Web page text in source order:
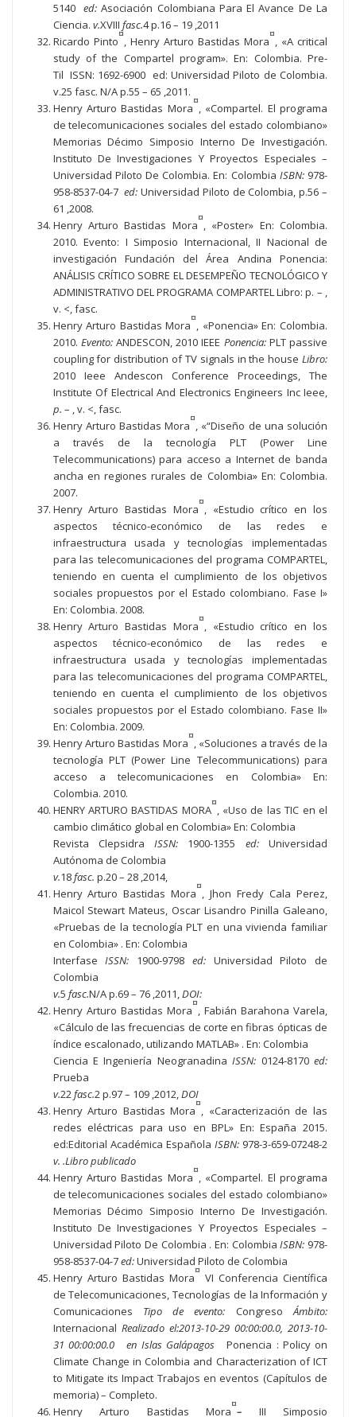
5140ed: Asociación Colombiana Para El Avance De La
Ciencia. v.XVIII fasc.4 p.16 – 19 ,2011
Ricardo Pinto
¤
, Henry Arturo Bastidas Mora
¤
, «A critical
study of the Compartel program». En: Colombia. Pre-
Til ISSN: 1692-6900 ed: Universidad Piloto de Colombia.
v.25 fasc. N/A p.55 – 65 ,2011.
Henry Arturo Bastidas Mora
¤
, «Compartel. El programa
de telecomunicaciones sociales del estado colombiano»
Memorias Décimo Simposio Interno De Investigación.
Instituto De Investigaciones Y Proyectos Especiales –
Universidad Piloto De Colombia. En: Colombia ISBN:978-
958-8537-04-7ed: Universidad Piloto de Colombia, p.56 –
61 ,2008.
Henry Arturo Bastidas Mora
¤
, «Poster» En: Colombia.
2010. Evento: I Simposio Internacional, II Nacional de
investigación Fundación del Área Andina Ponencia:
ANÁLISIS CRÍTICO SOBRE EL DESEMPEÑO TECNOLÓGICO Y
ADMINISTRATIVO DEL PROGRAMA COMPARTEL Libro: p. – ,
v. <, fasc.
Henry Arturo Bastidas Mora
¤
, «Ponencia» En: Colombia.
2010. Evento: ANDESCON, 2010 IEEE Ponencia: PLT passive
coupling for distribution of TV signals in the house Libro:
2010 Ieee Andescon Conference Proceedings, The
Institute Of Electrical And Electronics Engineers Inc Ieee,
p. – , v. <, fasc.
Henry Arturo Bastidas Mora
¤
, «“Diseño de una solución
a través de la tecnología PLT (Power Line
Telecommunications) para acceso a Internet de banda
ancha en regiones rurales de Colombia» En: Colombia.
2007.
Henry Arturo Bastidas Mora
¤
, «Estudio crítico en los
aspectos técnico-económico de las redes e
infraestructura usada y tecnologías implementadas
para las telecomunicaciones del programa COMPARTEL,
teniendo en cuenta el cumplimiento de los objetivos
sociales propuestos por el Estado colombiano. Fase I»
En: Colombia. 2008.
Henry Arturo Bastidas Mora
¤
, «Estudio crítico en los
aspectos técnico-económico de las redes e
infraestructura usada y tecnologías implementadas
para las telecomunicaciones del programa COMPARTEL,
teniendo en cuenta el cumplimiento de los objetivos
sociales propuestos por el Estado colombiano. Fase II»
En: Colombia. 2009.
Henry Arturo Bastidas Mora
¤
, «Soluciones a través de la
tecnología PLT (Power Line Telecommunications) para
acceso a telecomunicaciones en Colombia» En:
Colombia. 2010.
HENRY ARTURO BASTIDAS MORA
¤
, «Uso de las TIC en el
cambio climático global en Colombia» En: Colombia
Revista ClepsidraISSN: 1900-1355 ed:Universidad
Autónoma de Colombia
v.18fasc. p.20 – 28 ,2014,
Henry Arturo Bastidas Mora
¤
, Jhon Fredy Cala Perez,
Maicol Stewart Mateus, Oscar Lisandro Pinilla Galeano,
«Pruebas de la tecnología PLT en una vivienda familiar
en Colombia» . En: Colombia
InterfaseISSN: 1900-9798 ed:Universidad Piloto de
Colombia
v.5 fasc.N/A p.69 – 76 ,2011,DOI:
Henry Arturo Bastidas Mora
¤
, Fabián Barahona Varela,
«Cálculo de las frecuencias de corte en fibras ópticas de
índice escalonado, utilizando MATLAB» . En: Colombia
Ciencia E Ingeniería NeogranadinaISSN: 0124-8170ed:
Prueba
v.22fasc.2 p.97 – 109 ,2012,DOI
Henry Arturo Bastidas Mora
¤
, «Caracterización de las
redes eléctricas para uso en BPL» En: España 2015.
ed:Editorial Académica Española ISBN:978-3-659-07248-2
v. .Libro publicado
Henry Arturo Bastidas Mora
¤
, «Compartel. El programa
de telecomunicaciones sociales del estado colombiano»
Memorias Décimo Simposio Interno De Investigación.
Instituto De Investigaciones Y Proyectos Especiales –
Universidad Piloto De Colombia . En: ColombiaISBN: 978-
958-8537-04-7ed:Universidad Piloto de Colombia
Henry Arturo Bastidas Mora
¤
VI Conferencia Científica
de Telecomunicaciones, Tecnologías de la Información y
Comunicaciones Tipo de evento: CongresoÁmbito:
Internacional Realizado el:2013-10-29 00:00:00.0, 2013-10-
31 00:00:00.0 en Islas GalápagosPonencia : Policy on
Climate Change in Colombia and Characterization of ICT
to Mitigate its Impact Trabajos en eventos (Capítulos de
memoria) – Completo.
Henry Arturo Bastidas Mora
¤
– III Simposio